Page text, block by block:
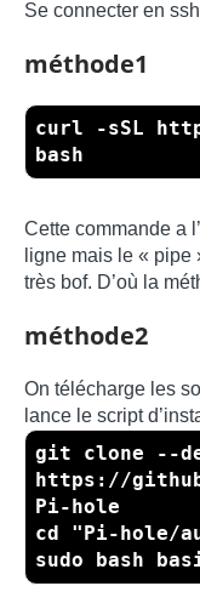
Se connecter en
méthode1
curl -sSL
bash
Cette commande a
ligne mais le « pipe
très bof. D’où la
méthode2
On télécharge les
lance le script
git clone --
https://
Pi-hole
cd "Pi-hole/
sudo bash